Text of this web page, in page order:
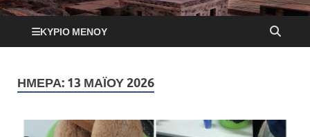
ΚΎΡΙΟ ΜΕΝΟΎ
ΗΜΈΡΑ: 13 ΜΑΪ́ΟΥ 2026